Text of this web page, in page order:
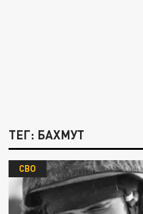
ТЕГ: БАХМУТ
СВО